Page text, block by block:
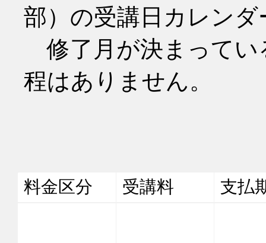
部）の受講日カレン
修了月が決まってい
程はありません。
料金区分 受講料 支払